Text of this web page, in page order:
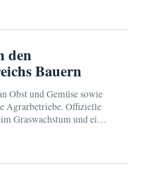
den
Bauern
Obst und Gemüse sowie
Agrarbetriebe. Offizielle
Graswachstum und einen